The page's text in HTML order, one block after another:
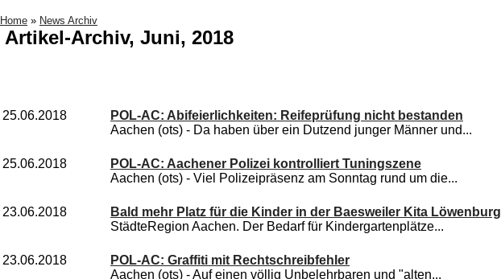
Home » News Archiv
Artikel-Archiv, Juni, 2018
25.06.2018
POL-AC: Abifeierlichkeiten: Reifeprüfung nicht bestanden
Aachen (ots) - Da haben über ein Dutzend junger Männer und...
25.06.2018
POL-AC: Aachener Polizei kontrolliert Tuningszene
Aachen (ots) - Viel Polizeipräsenz am Sonntag rund um die...
23.06.2018
Bald mehr Platz für die Kinder in der Baesweiler Kita Löwenburg
StädteRegion Aachen. Der Bedarf für Kindergartenplätze...
23.06.2018
POL-AC: Graffiti mit Rechtschreibfehler
Aachen (ots) - Auf einen völlig Unbelehrbaren und "alten...